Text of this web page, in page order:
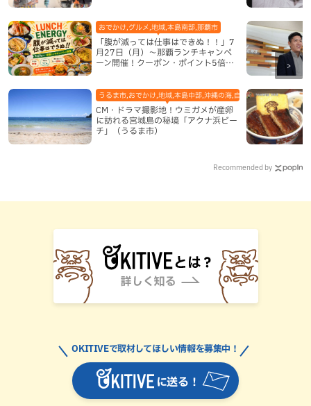
「腹が減っては仕事はできぬ！！」7
月27日（月）〜那覇ランチキャンペ
ーン開催！クーポン・ポイント5倍・
おでかけ,グルメ,地域,本島南部,那覇市
CM・ドラマ撮影地！ウミガメが産卵
に訪れる宮城島の秘境「アクナ浜ビー
チ」（うるま市）
うるま市,おでかけ,地域,本島中部,沖縄の海,自然
Recommended by
に送る！
OKITIVEで取材してほしい情報を募集中！